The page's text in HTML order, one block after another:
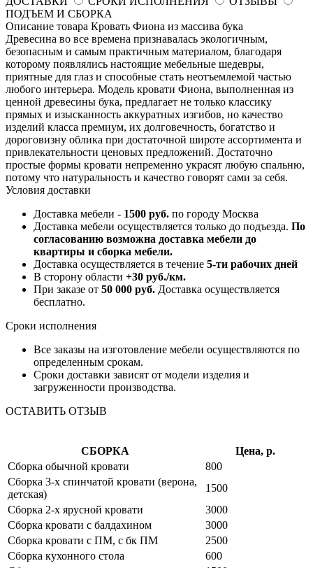
ПОДЪЕМ И СБОРКА
Описание товара Кровать Фиона из массива бука
Древесина во все времена признавалась экологичным,
безопасным и самым практичным материалом, благодаря
которому появлялись настоящие мебельные шедевры,
приятные для глаз и способные стать неотъемлемой частью
любого интерьера. Модель кровати Фиона, выполненная из
ценной древесины бука, предлагает не только классику
прямых и изысканность аккуратных изгибов, но качество
изделий класса премиум, их долговечность, богатство и
дороговизну облика при достаточной широте ассортимента и
привлекательности ценовых предложений. Достаточно
простые формы кровати непременно украсят любую спальню,
потому что натуральность и качество говорят сами за себя.
Условия доставки
Доставка мебели - 1500 руб. по городу Москва
Доставка мебели осуществляется только до подъезда. По
согласованию возможна доставка мебели до
квартиры и сборка мебели.
Доставка осуществляется в течение 5-ти рабочих дней
В сторону области +30 руб./км.
При заказе от 50 000 руб. Доставка осуществляется
бесплатно.
Сроки исполнения
Все заказы на изготовление мебели осуществляются по
определенным срокам.
Сроки доставки зависят от модели изделия и
загруженности производства.
ОСТАВИТЬ ОТЗЫВ
СБОРКА
Цена, р.
Сборка обычной кровати
800
Сборка 3-х спинчатой кровати (верона,
детская)
1500
Сборка 2-х ярусной кровати
3000
Сборка кровати с балдахином
3000
Сборка кровати с ПМ, с бк ПМ
2500
Сборка кухонного стола
600